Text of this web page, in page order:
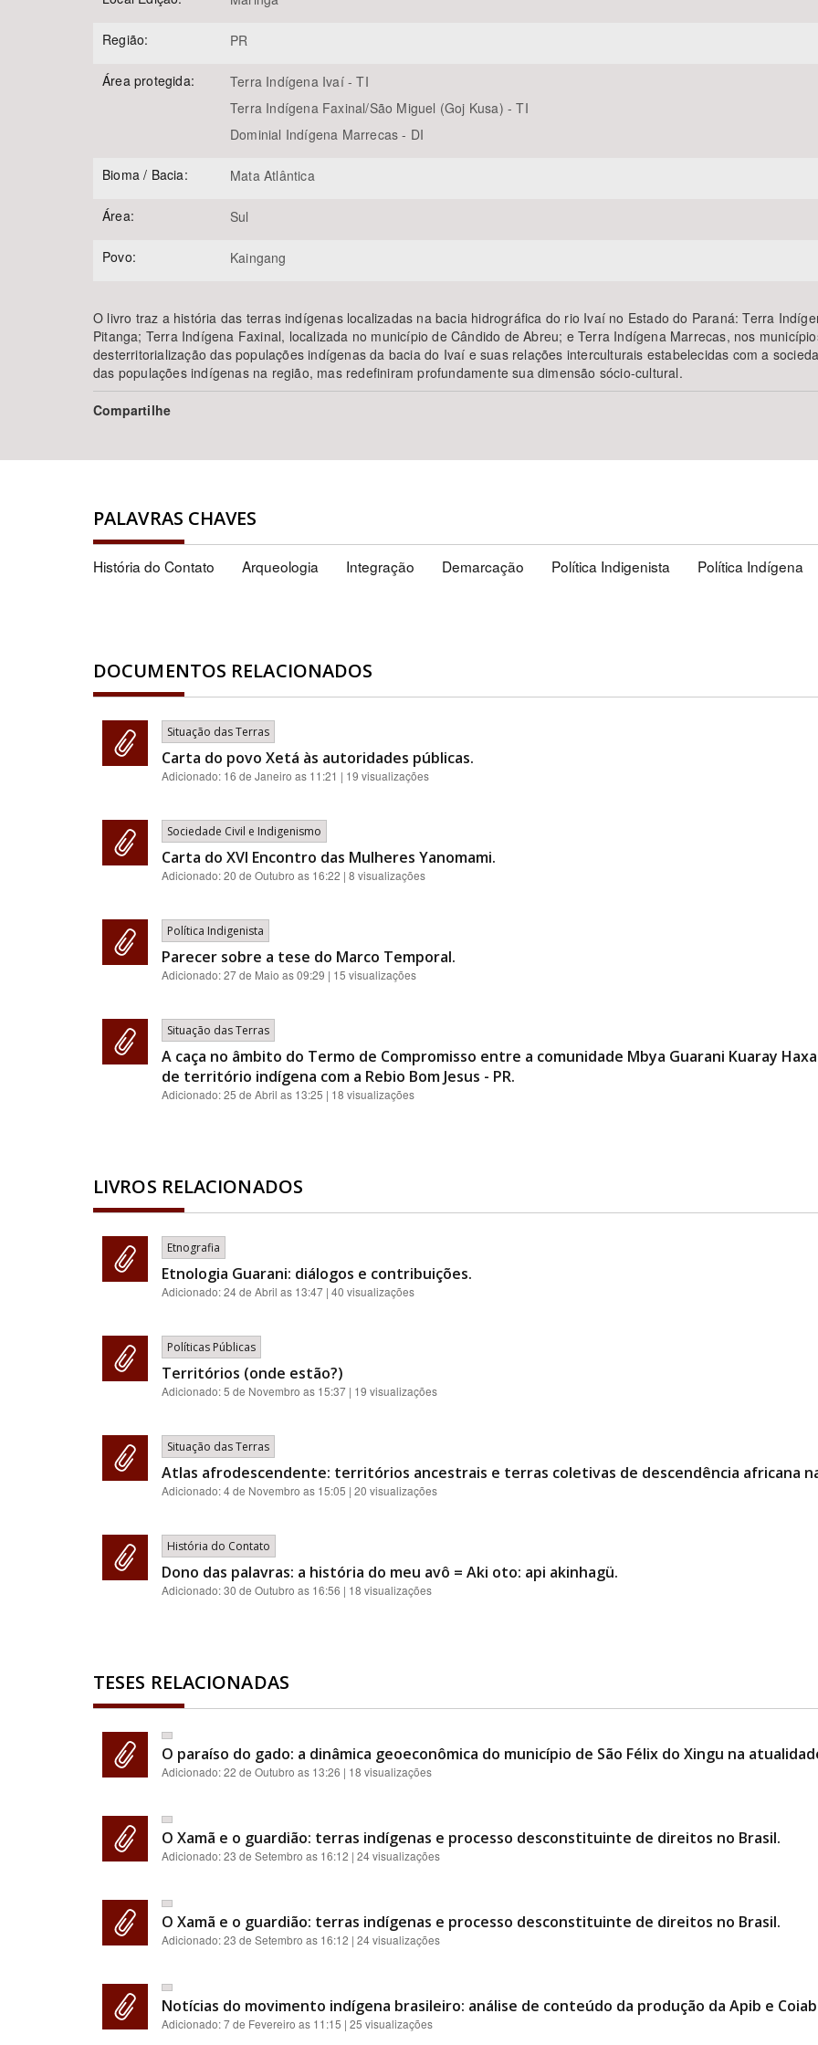
Região: PR
Área protegida:
Terra Indígena Ivaí - TI
Terra Indígena Faxinal/São Miguel (Goj Kusa) - TI
Dominial Indígena Marrecas - DI
Bioma / Bacia: Mata Atlântica
Área: Sul
Povo: Kaingang
O livro traz a história das terras indígenas localizadas na bacia hidrográfica do rio Ivaí no Estado do Paraná: Terra
Pitanga; Terra Indígena Faxinal, localizada no município de Cândido de Abreu; e Terra Indígena Marrecas, nos
desterritorialização das populações indígenas da bacia do Ivaí e suas relações interculturais estabelecidas com a
das populações indígenas na região, mas redefiniram profundamente sua dimensão sócio-cultural.
Compartilhe
PALAVRAS CHAVES
História do Contato Arqueologia Integração Demarcação Política Indigenista Política Indígena
DOCUMENTOS RELACIONADOS
Situação das Terras
Carta do povo Xetá às autoridades públicas.
Adicionado: 16 de Janeiro as 11:21 | 19 visualizações
Sociedade Civil e Indigenismo
Carta do XVI Encontro das Mulheres Yanomami.
Adicionado:20 de Outubro as 16:22 | 8 visualizações
Política Indigenista
Parecer sobre a tese do Marco Temporal.
Adicionado:27 de Maio as 09:29 | 15 visualizações
Situação das Terras
A caça no âmbito do Termo de Compromisso entre a comunidade Mbya Guarani Kuaray
de território indígena com a Rebio Bom Jesus - PR.
Adicionado:25 de Abril as 13:25 | 18 visualizações
LIVROS RELACIONADOS
Etnografia
Etnologia Guarani: diálogos e contribuições.
Adicionado:24 de Abril as 13:47 | 40 visualizações
Políticas Públicas
Territórios (onde estão?)
Adicionado:5 de Novembro as 15:37 | 19 visualizações
Situação das Terras
Atlas afrodescendente: territórios ancestrais e terras coletivas de descendência africana
Adicionado:4 de Novembro as 15:05 | 20 visualizações
História do Contato
Dono das palavras: a história do meu avô = Aki oto: api akinhagü.
Adicionado:30 de Outubro as 16:56 | 18 visualizações
TESES RELACIONADAS
O paraíso do gado: a dinâmica geoeconômica do município de São Félix do Xingu na
Adicionado:22 de Outubro as 13:26 | 18 visualizações
O Xamã e o guardião: terras indígenas e processo desconstituinte de direitos no Brasil.
Adicionado:23 de Setembro as 16:12 | 24 visualizações
O Xamã e o guardião: terras indígenas e processo desconstituinte de direitos no Brasil.
Adicionado:23 de Setembro as 16:12 | 24 visualizações
Notícias do movimento indígena brasileiro: análise de conteúdo da produção da Apib e
Adicionado:7 de Fevereiro as 11:15 | 25 visualizações